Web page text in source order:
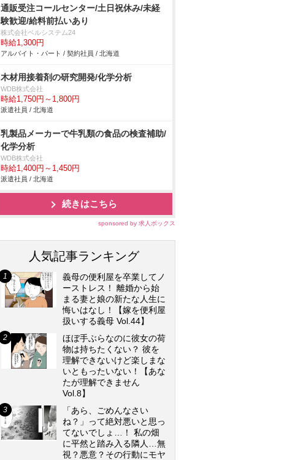
通販受注コールセンター/土日祝休み/未経
験歓迎/給料前払いあり
株式会社ベルシステム24
時給1,300円
アルバイト・パート / 契約社員 / 北海道
木材用接着剤の研究開発/化学分析
WDB株式会社
時給1,750円～1,800円
派遣社員 / 北海道
乳製品メーカーで牛乳類の食品の検査補助/
化学分析
WDB株式会社
時給1,400円～1,450円
派遣社員 / 北海道
続きはこちら
sponsored by 求人ボックス
人気記事ランキング
義母の便利屋を卒業してノ
ーストレス！ 離婚から始
まる妻と娘の新たな人生に
悔いはなし！【嫁を便利屋
扱いする義母 Vol.44】
ほぼ手ぶらなのに彼女の荷
物は持ちたくない？ 彼を
理解できないけど楽しまな
いともったいない！【あな
たが理解できません
Vol.8】
「あら、ごめんなさい
ね？」って絶対悪いと思っ
てないでしょ…！ 私の畑
に平然と踏み入る隣人…無
視？悪意？その行動にモヤ